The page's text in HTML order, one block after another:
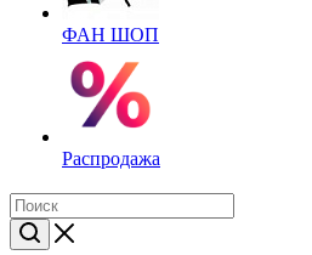
ФАН ШОП
Распродажа